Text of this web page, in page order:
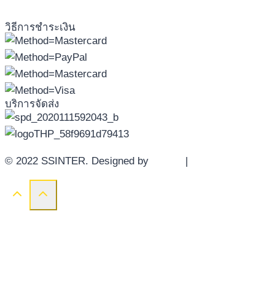
วิธีการชำระเงิน
บริการจัดส่ง
© 2022 SSINTER. Designed by